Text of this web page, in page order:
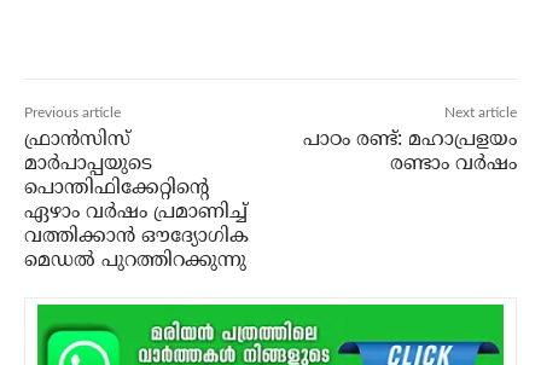
Previous article
ഫ്രാന്‍സിസ്
മാര്‍പാപ്പയുടെ
പൊന്തിഫിക്കേറ്റിന്റെ
ഏഴാം വര്‍ഷം പ്രമാണിച്ച്
വത്തിക്കാന്‍ ഔദ്യോഗിക
മെഡല്‍ പുറത്തിറക്കുന്നു
Next article
പാഠം രണ്ട്: മഹാപ്രളയം
രണ്ടാം വർഷം